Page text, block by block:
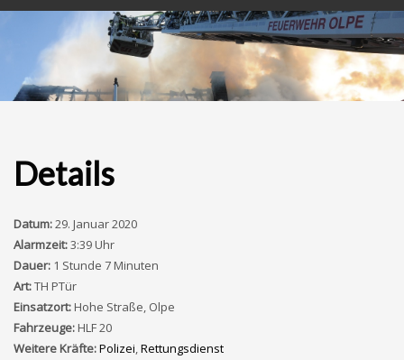
Details
Datum:29. Januar 2020
Alarmzeit:3:39 Uhr
Dauer: 1 Stunde 7 Minuten
Art:TH PTür
Einsatzort:Hohe Straße, Olpe
Fahrzeuge:HLF 20
Weitere Kräfte:Polizei,Rettungsdienst